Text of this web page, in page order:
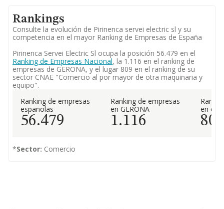
Rankings
Consulte la evolución de Pirinenca servei electric sl y su
competencia en el mayor Ranking de Empresas de España
Pirinenca Servei Electric Sl ocupa la posición 56.479 en el
Ranking de Empresas Nacional, la 1.116 en el ranking de
empresas de GERONA, y el lugar 809 en el ranking de su
sector CNAE "Comercio al por mayor de otra maquinaria y
equipo".
Ranking de empresas
españolas
56.479
Ranking de empresas
en GERONA
1.116
en el
809
*Sector: Comercio